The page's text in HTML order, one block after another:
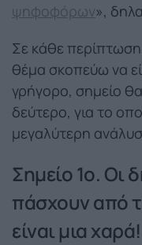
ψηφοφόρων»,
Σε κάθε
θέμα σκοπεύω να
γρήγορο, σημείο
δεύτερο, για το
μεγαλύτερη
Σημείο 1ο. Οι
πάσχουν από
είναι μια χαρά!